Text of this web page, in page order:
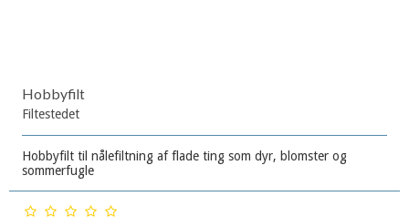
Hobbyfilt
Filtestedet
Hobbyfilt til nålefiltning af flade ting som dyr, blomster og
sommerfugle